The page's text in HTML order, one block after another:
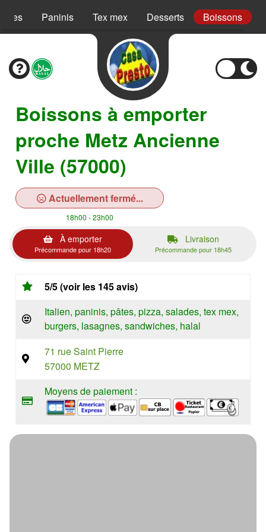
Paninis Tex mex Desserts Boissons
Boissons à emporter
proche Metz Ancienne
Ville (57000)
Actuellement fermé...
18h00 - 23h00
À emporter
Précommande pour 18h20
Livraison
Précommande pour 18h45
5/5 (voir les 145 avis)
Italien, paninis, pâtes, pizza, salades, tex mex,
burgers, lasagnes, sandwiches, halal
71 rue Saint Pierre
57000 METZ
Moyens de paiement :